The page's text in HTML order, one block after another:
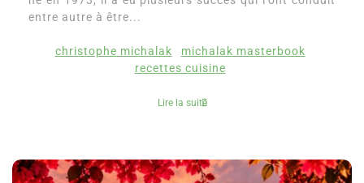
entre autre à être...
christophe michalak
michalak masterbook
recettes cuisine
Lire la suite